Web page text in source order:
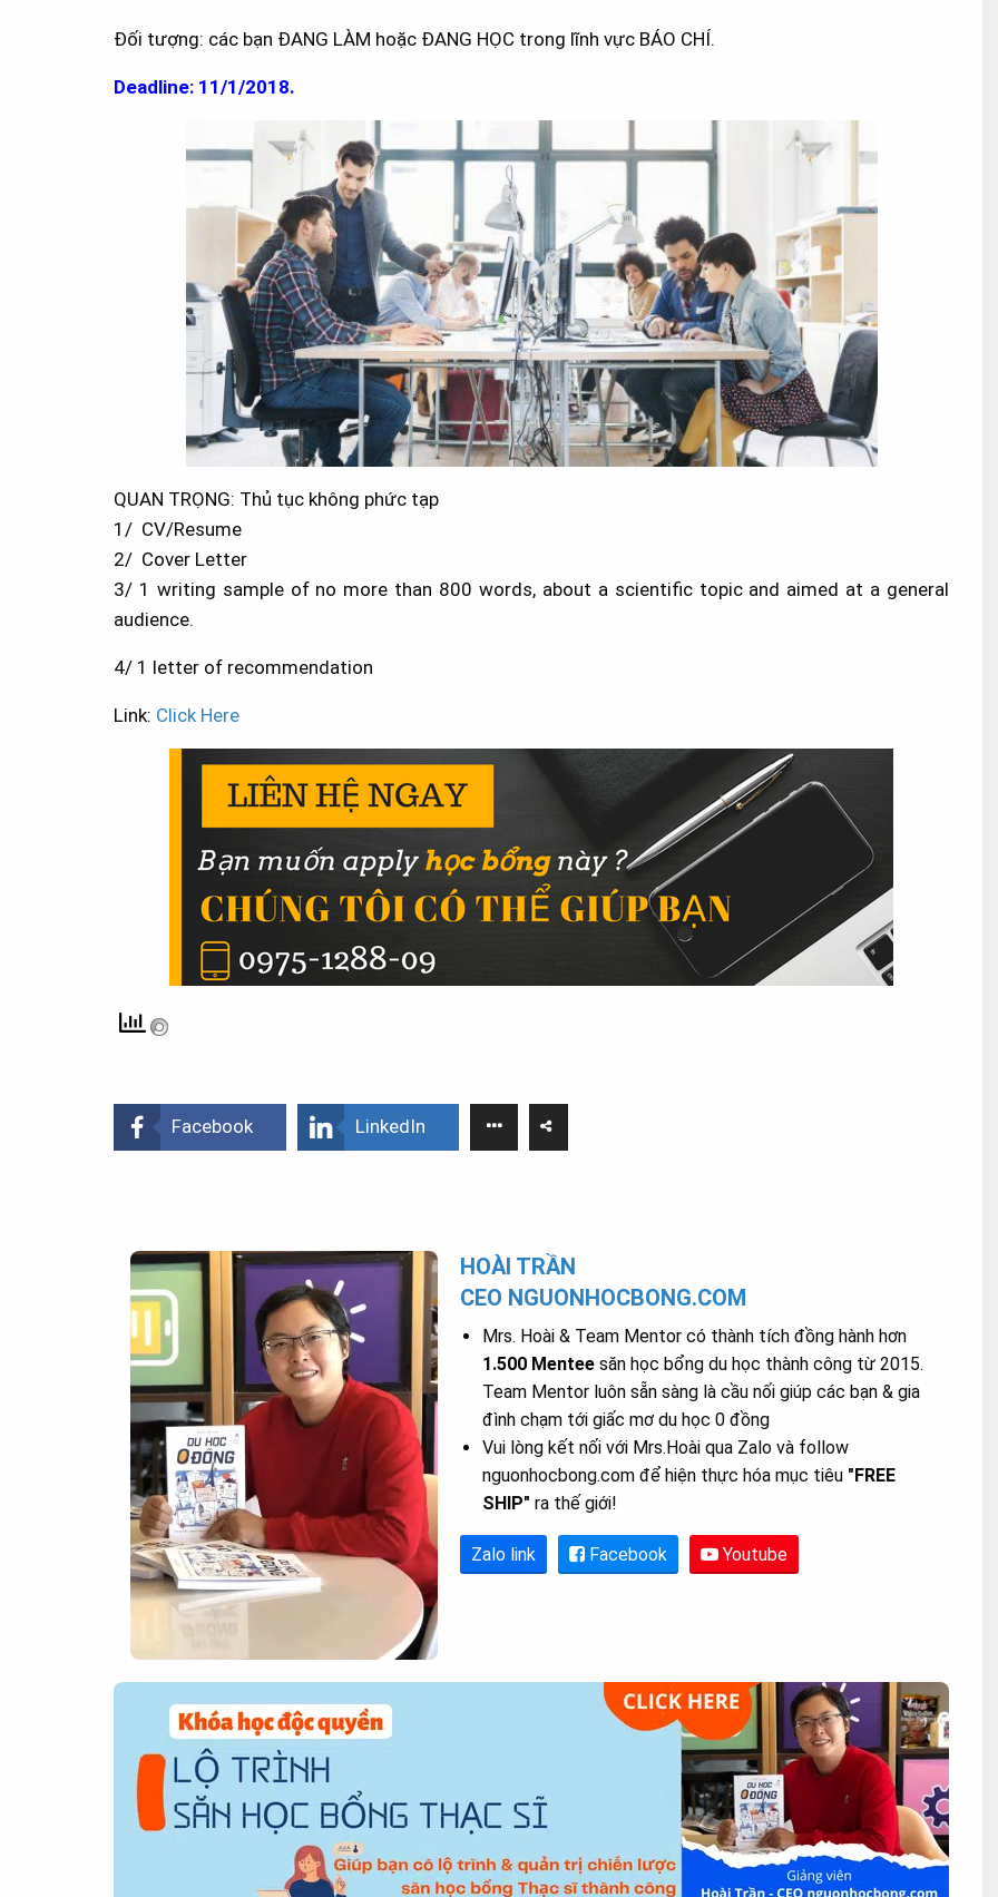
Đối tượng: các bạn ĐANG LÀM hoặc ĐANG HỌC trong lĩnh vực BÁO CHÍ.
Deadline: 11/1/2018.
QUAN TRỌNG: Thủ tục không phức tạp
1/ CV/Resume
2/ Cover Letter
3/ 1 writing sample of no more than 800 words, about a scientific topic and aimed at a general
audience.
4/ 1 letter of recommendation
Link: Click Here
Facebook LinkedIn
HOÀI TRẦN
CEO NGUONHOCBONG.COM
Mrs. Hoài & Team Mentor có thành tích đồng hành hơn
1.500 Mentee săn học bổng du học thành công từ 2015.
Team Mentor luôn sẵn sàng là cầu nối giúp các bạn & gia
đình chạm tới giấc mơ du học 0 đồng
Vui lòng kết nối với Mrs.Hoài qua Zalo và follow
nguonhocbong.com để hiện thực hóa mục tiêu "FREE
SHIP" ra thế giới!
Zalo link Facebook Youtube